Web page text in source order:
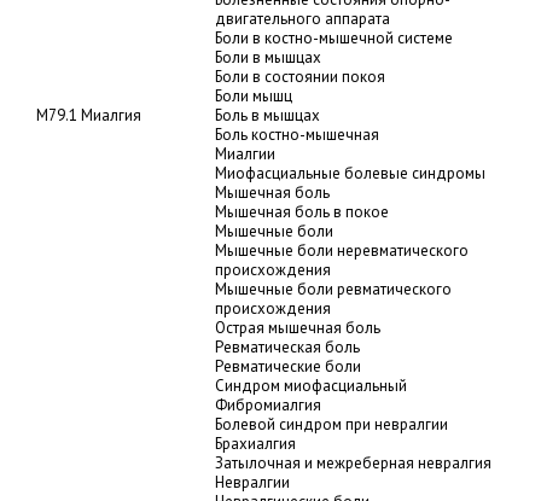
M79.1 Миалгия
двигательного аппарата
Боли в костно-мышечной системе
Боли в мышцах
Боли в состоянии покоя
Боли мышц
Боль в мышцах
Боль костно-мышечная
Миалгии
Миофасциальные болевые синдромы
Мышечная боль
Мышечная боль в покое
Мышечные боли
Мышечные боли неревматического
происхождения
Мышечные боли ревматического
происхождения
Острая мышечная боль
Ревматическая боль
Ревматические боли
Синдром миофасциальный
Фибромиалгия
Болевой синдром при невралгии
Брахиалгия
Затылочная и межреберная невралгия
Невралгии